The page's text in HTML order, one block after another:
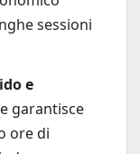
sessioni
e
garantisce
ore di